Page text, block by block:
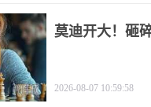
莫迪开大！砸
2026-08-07 10:59:58